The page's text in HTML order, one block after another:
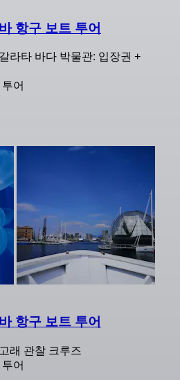
항구 보트 투어
라타 바다 박물관: 입장권 +
어
항구 보트 투어
래 관찰 크루즈
어